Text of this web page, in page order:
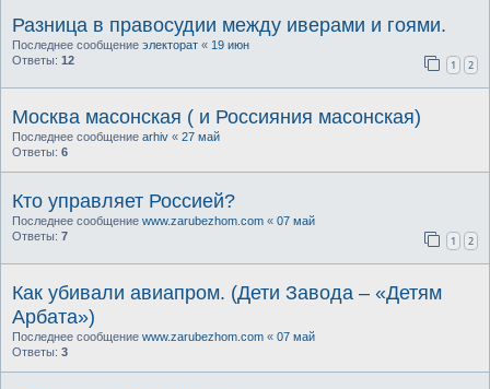
Разница в правосудии между иверами и гоями.
Последнее сообщение электорат « 19 июн
Ответы: 12 1 2
Москва масонская ( и Россияния масонская)
Последнее сообщение arhiv « 27 май
Ответы: 6
Кто управляет Россией?
Последнее сообщение www.zarubezhom.com « 07 май
Ответы: 7 1 2
Как убивали авиапром. (Дети Завода – «Детям
Арбата»)
Последнее сообщение www.zarubezhom.com « 07 май
Ответы: 3